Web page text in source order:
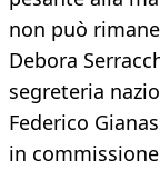
non può
Debora
segreteria
Federico
in